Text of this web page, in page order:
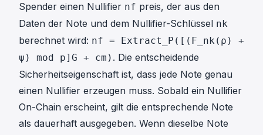
Spender einen Nullifier nf preis, der aus den
Daten der Note und dem Nullifier-Schlüssel nk
berechnet wird: nf = Extract_P([(F_nk(ρ) +
ψ) mod p]G + cm) . Die entscheidende
Sicherheitseigenschaft ist, dass jede Note genau
einen Nullifier erzeugen muss. Sobald ein Nullifier
On-Chain erscheint, gilt die entsprechende Note
als dauerhaft ausgegeben. Wenn dieselbe Note